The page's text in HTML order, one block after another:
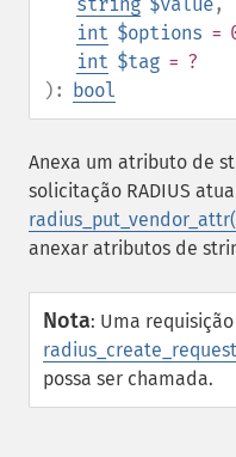
int $options =
int $tag = ?
): bool
Anexa um atributo de
solicitação RADIUS
anexar atributos de
Nota: Uma
possa ser chamada.